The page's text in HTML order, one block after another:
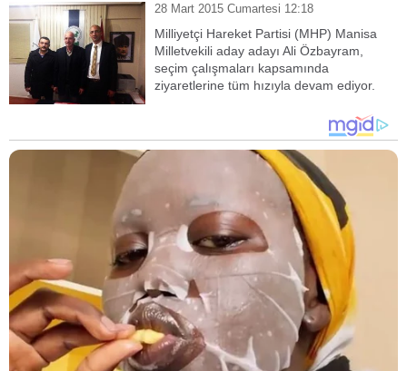
28 Mart 2015 Cumartesi 12:18
Milliyetçi Hareket Partisi (MHP) Manisa
Milletvekili aday adayı Ali Özbayram,
seçim çalışmaları kapsamında
ziyaretlerine tüm hızıyla devam ediyor.